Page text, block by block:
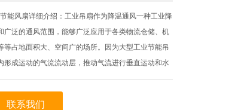
能风扇详细介绍：工业吊扇作为降温通风一种工业降
广泛的通风范围，能够广泛应用于各类物流仓储、机
等占地面积大、空间广的场所。因为大型工业节能吊
形成运动的气流流动层，推动气流进行垂直运动和水
的空气循环，不仅满足了通风需求，还能促进人体表
温。
联系我们